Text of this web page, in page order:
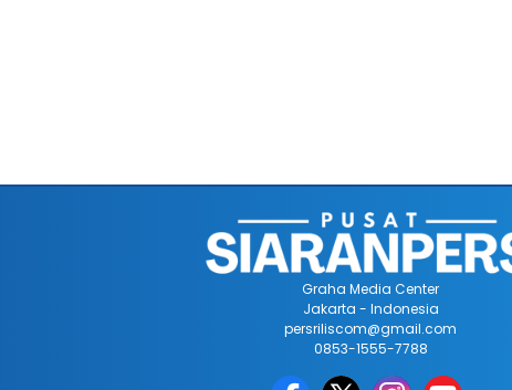
Graha Media Center
Jakarta - Indonesia
persriliscom@gmail.com
0853-1555-7788